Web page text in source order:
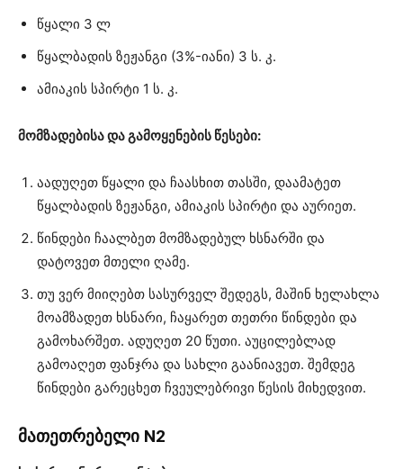
წყალი 3 ლ
წყალბადის ზეჟანგი (3%-იანი) 3 ს. კ.
ამიაკის სპირტი 1 ს. კ.
მომზადებისა და გამოყენების წესები:
აადუღეთ წყალი და ჩაასხით თასში, დაამატეთ
წყალბადის ზეჟანგი, ამიაკის სპირტი და აურიეთ.
წინდები ჩაალბეთ მომზადებულ ხსნარში და
დატოვეთ მთელი ღამე.
თუ ვერ მიიღებთ სასურველ შედეგს, მაშინ ხელახლა
მოამზადეთ ხსნარი, ჩაყარეთ თეთრი წინდები და
გამოხარშეთ. ადუღეთ 20 წუთი. აუცილებლად
გამოაღეთ ფანჯრა და სახლი გაანიავეთ. შემდეგ
წინდები გარეცხეთ ჩვეულებრივი წესის მიხედვით.
მათეთრებელი N2